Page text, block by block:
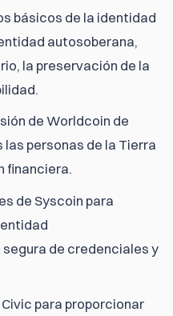
básicos de la identidad
autosoberana,
la preservación de la
de Worldcoin de
personas de la Tierra
financiera.
de Syscoin para
de credenciales y
para proporcionar